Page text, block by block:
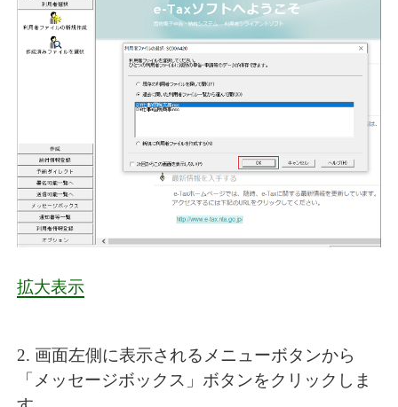
拡大表示
2. 画面左側に表示されるメニューボタンから
「メッセージボックス」ボタンをクリックしま